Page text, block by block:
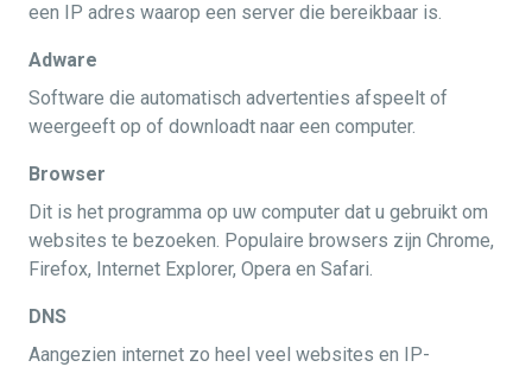
een IP adres waarop een server die bereikbaar is.
Adware
Software die automatisch advertenties afspeelt of
weergeeft op of downloadt naar een computer.
Browser
Dit is het programma op uw computer dat u gebruikt om
websites te bezoeken. Populaire browsers zijn Chrome,
Firefox, Internet Explorer, Opera en Safari.
DNS
Aangezien internet zo heel veel websites en IP-